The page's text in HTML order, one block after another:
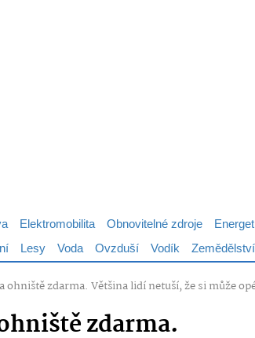
Elektromobilita Obnovitelné zdroje
Lesy Voda Ovzduší Vodík Zemědělství
ohniště zdarma. Většina lidí netuší, že si může
zdarma.